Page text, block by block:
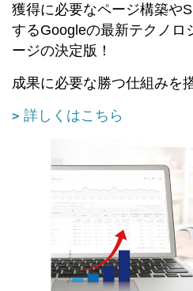
獲得に必要なページ構築や
するGoogleの最新テクノロ
ージの決定版！
成果に必要な勝つ仕組みを
詳しくはこちら